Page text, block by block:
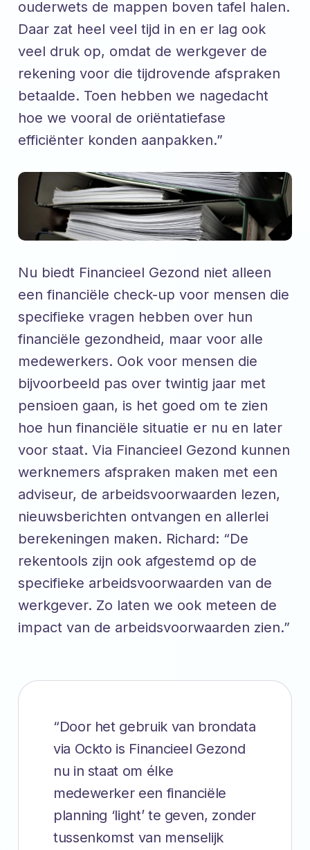
ouderwets de mappen boven tafel halen.
Daar zat heel veel tijd in en er lag ook
veel druk op, omdat de werkgever de
rekening voor die tijdrovende afspraken
betaalde. Toen hebben we nagedacht
hoe we vooral de oriëntatiefase
efficiënter konden aanpakken.”
Nu biedt Financieel Gezond niet alleen
een financiële check-up voor mensen die
specifieke vragen hebben over hun
financiële gezondheid, maar voor alle
medewerkers. Ook voor mensen die
bijvoorbeeld pas over twintig jaar met
pensioen gaan, is het goed om te zien
hoe hun financiële situatie er nu en later
voor staat. Via Financieel Gezond kunnen
werknemers afspraken maken met een
adviseur, de arbeidsvoorwaarden lezen,
nieuwsberichten ontvangen en allerlei
berekeningen maken. Richard: “De
rekentools zijn ook afgestemd op de
specifieke arbeidsvoorwaarden van de
werkgever. Zo laten we ook meteen de
impact van de arbeidsvoorwaarden zien.”
“Door het gebruik van brondata
via Ockto is Financieel Gezond
nu in staat om élke
medewerker een financiële
planning ‘light’ te geven, zonder
tussenkomst van menselijk